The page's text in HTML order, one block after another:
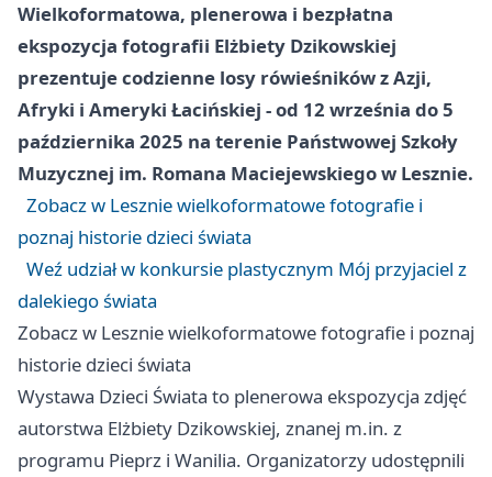
Wielkoformatowa, plenerowa i bezpłatna
ekspozycja fotografii Elżbiety Dzikowskiej
prezentuje codzienne losy rówieśników z Azji,
Afryki i Ameryki Łacińskiej - od 12 września do 5
października 2025 na terenie Państwowej Szkoły
Muzycznej im. Romana Maciejewskiego w Lesznie.
Zobacz w Lesznie wielkoformatowe fotografie i
poznaj historie dzieci świata
Weź udział w konkursie plastycznym Mój przyjaciel z
dalekiego świata
Zobacz w Lesznie wielkoformatowe fotografie i poznaj
historie dzieci świata
Wystawa Dzieci Świata to plenerowa ekspozycja zdjęć
autorstwa Elżbiety Dzikowskiej, znanej m.in. z
programu Pieprz i Wanilia. Organizatorzy udostępnili